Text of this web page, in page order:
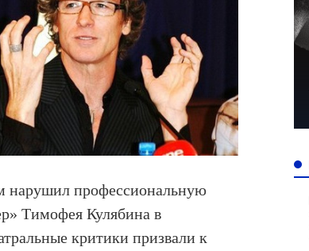
нарушил профессиональную
Тимофея Кулябина в
критики призвали к